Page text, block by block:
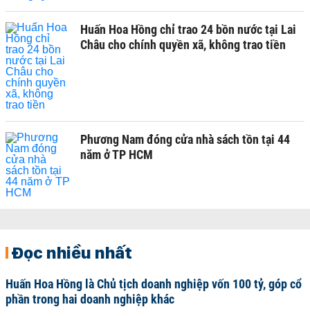
Huấn Hoa Hồng chỉ trao 24 bồn nước tại Lai
Châu cho chính quyền xã, không trao tiền
Phương Nam đóng cửa nhà sách tồn tại 44
năm ở TP HCM
Đọc nhiều nhất
Huấn Hoa Hồng là Chủ tịch doanh nghiệp vốn 100 tỷ, góp cổ
phần trong hai doanh nghiệp khác